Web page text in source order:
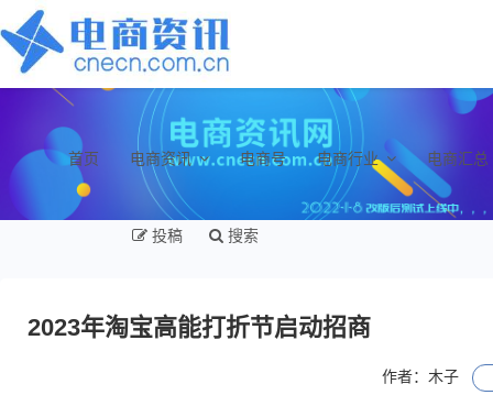
首页 电商资讯 电商号 电商行业 电商汇总
投稿 搜索
2023年淘宝高能打折节启动招商
作者：木子